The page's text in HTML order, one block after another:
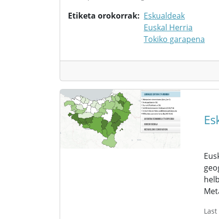
Etiketa orokorrak
Eskualdeak
Euskal Herria
Tokiko garapena